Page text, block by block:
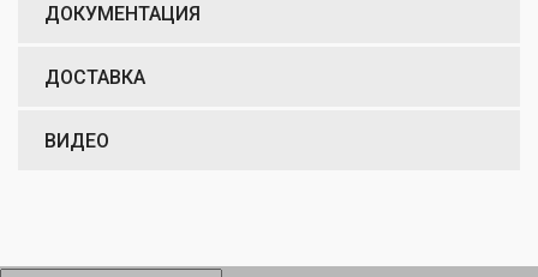
ДОКУМЕНТАЦИЯ
ДОСТАВКА
ВИДЕО